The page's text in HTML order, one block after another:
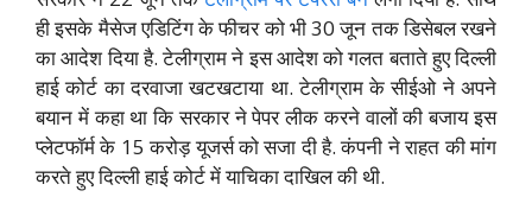
ही इसके मैसेज एडिटिंग के फीचर को भी 30 जून तक डिसेबल रखने
का आदेश दिया है. टेलीग्राम ने इस आदेश को गलत बताते हुए दिल्ली
हाई कोर्ट का दरवाजा खटखटाया था. टेलीग्राम के सीईओ ने अपने
बयान में कहा था कि सरकार ने पेपर लीक करने वालों की बजाय इस
प्लेटफॉर्म के 15 करोड़ यूजर्स को सजा दी है. कंपनी ने राहत की मांग
करते हुए दिल्ली हाई कोर्ट में याचिका दाखिल की थी.